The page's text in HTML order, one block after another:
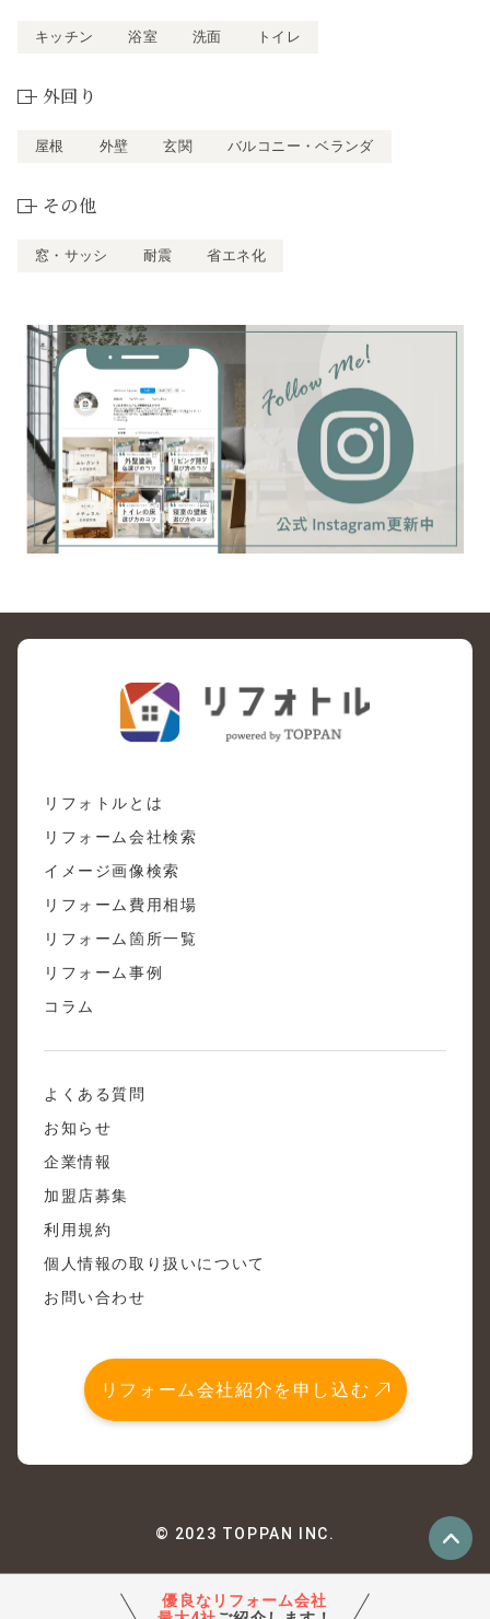
キッチン 浴室 洗面 トイレ
外回り
屋根 外壁 玄関 バルコニー・ベランダ
その他
窓・サッシ 耐震 省エネ化
リフォトルとは
リフォーム会社検索
イメージ画像検索
リフォーム費用相場
リフォーム箇所一覧
リフォーム事例
コラム
よくある質問
お知らせ
企業情報
加盟店募集
利用規約
個人情報の取り扱いについて
お問い合わせ
リフォーム会社紹介を申し込む
© 2023 TOPPAN INC.
優良なリフォーム会社